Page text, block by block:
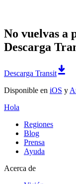
No vuelvas a
Descarga
Descarga Transit
Disponible en iOS y
Hola
Regiones
Blog
Prensa
Ayuda
Acerca de